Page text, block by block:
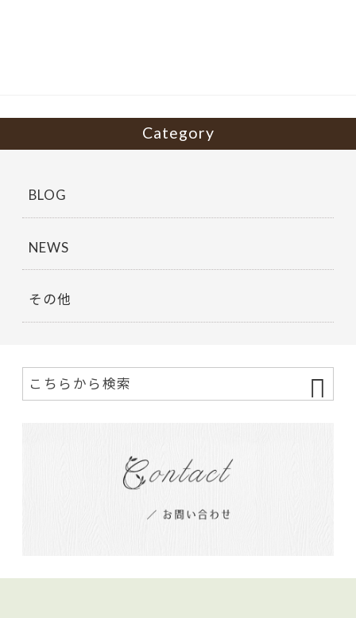
Category
BLOG
NEWS
その他